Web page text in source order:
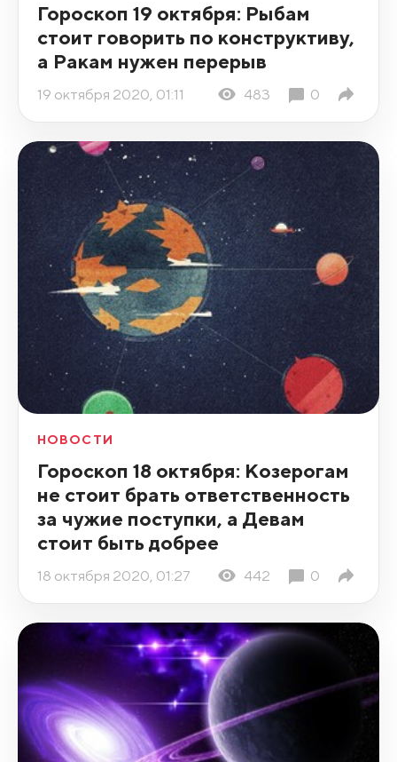
Гороскоп 19 октября: Рыбам
стоит говорить по конструктиву,
а Ракам нужен перерыв
19 октября 2020, 01:11 483 0
НОВОСТИ
Гороскоп 18 октября: Козерогам
не стоит брать ответственность
за чужие поступки, а Девам
стоит быть добрее
18 октября 2020, 01:27 442 0